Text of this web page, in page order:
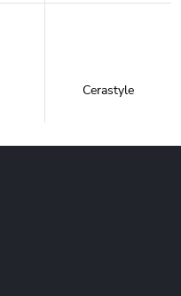
Cerastyle